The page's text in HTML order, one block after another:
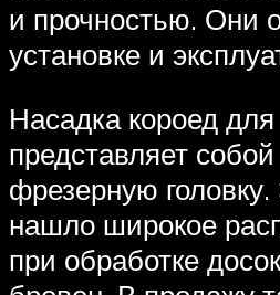
и прочностью. Они
установке и
Насадка короед
представляет
фрезерную
нашло широкое
при обработке